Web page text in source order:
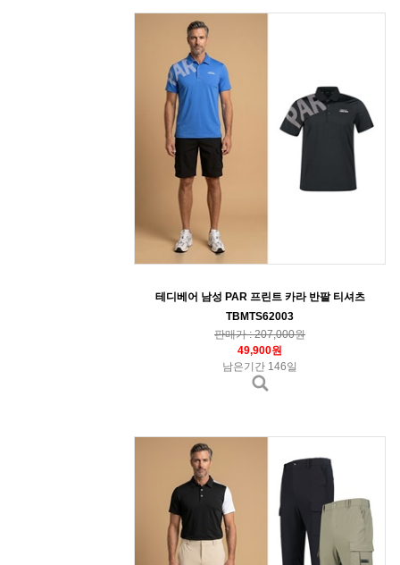
테디베어 남성 PAR 프린트 카라 반팔 티셔츠
TBMTS62003
판매가 : 207,000원
49,900원
남은기간 146일